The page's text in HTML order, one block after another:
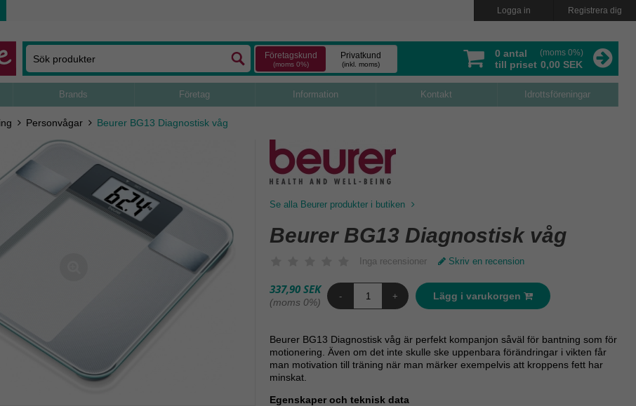
Logga in Registrera dig
Företagskund
(moms 0%)
Privatkund
(inkl. moms)
0 antal
till priset 0,00 SEK
(moms 0%)
Brands Företag Information Kontakt Idrottsföreningar
Personvågar Beurer BG13 Diagnostisk våg
Beurer BG13 Diagnostisk våg
Inga recensioner Skriv en recension
Se alla Beurer produkter i butiken
337,90 SEK
(moms 0%)
- + Lägg i varukorgen
Beurer BG13 Diagnostisk våg är perfekt kompanjon såväl för bantning som för
motionering. Även om det inte skulle ske uppenbara förändringar i vikten får
man motivation till träning när man märker exempelvis att kroppens fett har
minskat.
Egenskaper och teknisk data